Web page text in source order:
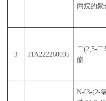
丙烷的聚
3 J1A222260035
二(2,5-二
酯
N-[3-(2-